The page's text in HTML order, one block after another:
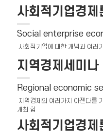
사회적기업경제
Social enterprise
사회적기업에 대한 개념과 여러
지역경제세미나
Regional economic
지역경제의 여러가지 아젠다를
개최 함
사회적기업경제